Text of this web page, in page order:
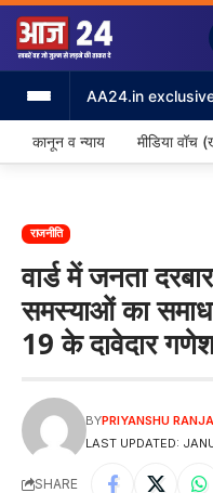
AA24.in
कानून व न्याय मीडिया वॉच
राजनीति
वार्ड में जनता
समस्याओं का
19 के दावेदार
LAST UPDATED:
BYPRIYANSHU
SHARE